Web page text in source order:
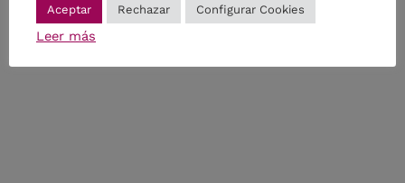
Descargar Adjunto
Aceptar Rechazar Configurar Cookies
Leer más